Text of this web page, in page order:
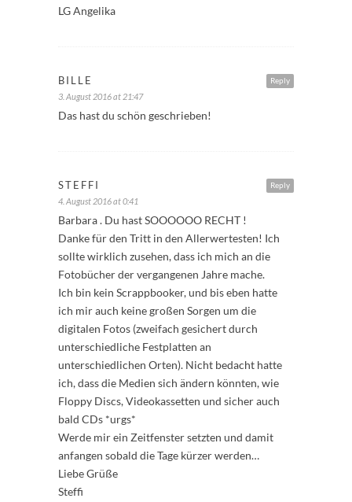
LG Angelika
Reply
BILLE
3. August 2016 at 21:47
Das hast du schön geschrieben!
Reply
STEFFI
4. August 2016 at 0:41
Barbara . Du hast SOOOOOO RECHT !
Danke für den Tritt in den Allerwertesten! Ich
sollte wirklich zusehen, dass ich mich an die
Fotobücher der vergangenen Jahre mache.
Ich bin kein Scrappbooker, und bis eben hatte
ich mir auch keine großen Sorgen um die
digitalen Fotos (zweifach gesichert durch
unterschiedliche Festplatten an
unterschiedlichen Orten). Nicht bedacht hatte
ich, dass die Medien sich ändern könnten, wie
Floppy Discs, Videokassetten und sicher auch
bald CDs *urgs*
Werde mir ein Zeitfenster setzten und damit
anfangen sobald die Tage kürzer werden…
Liebe Grüße
Steffi